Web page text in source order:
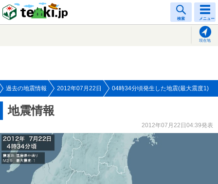
検索 メニュー
現在地
過去の地震情報 2012年07月22日 04時34分頃発生した地震(最大震度1)
地震情報
2012年07月22日04:39発表